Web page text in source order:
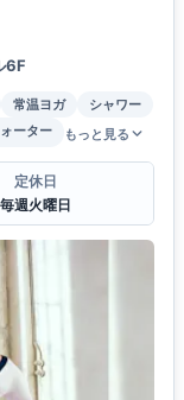
6F
常温ヨガ
シャワー
ーター もっと見る
定休日
毎週火曜日